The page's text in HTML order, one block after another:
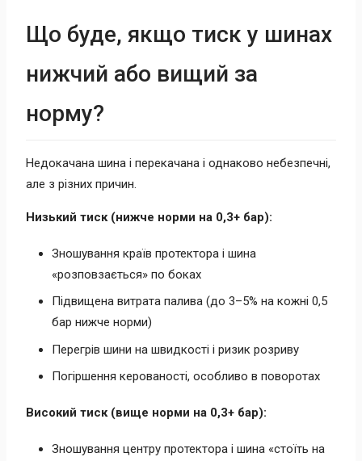
Що буде, якщо тиск у шинах
нижчий або вищий за
норму?
Недокачана шина і перекачана і однаково небезпечні,
але з різних причин.
Низький тиск (нижче норми на 0,3+ бар):
Зношування країв протектора і шина
«розповзається» по боках
Підвищена витрата палива (до 3–5% на кожні 0,5
бар нижче норми)
Перегрів шини на швидкості і ризик розриву
Погіршення керованості, особливо в поворотах
Високий тиск (вище норми на 0,3+ бар):
Зношування центру протектора і шина «стоїть на